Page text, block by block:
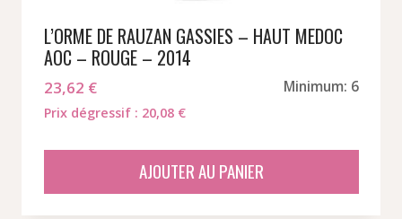
L’ORME DE RAUZAN GASSIES – HAUT MEDOC
AOC – ROUGE – 2014
23,62 € Minimum: 6
Prix dégressif : 20,08 €
AJOUTER AU PANIER